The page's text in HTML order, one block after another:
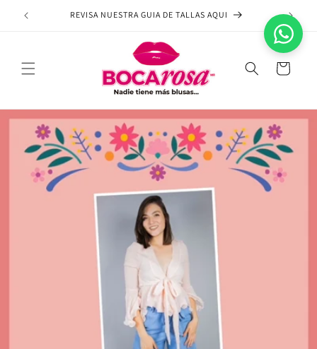
directamenteREVISA NUESTRA GUIA DE TALLAS AQUI
Carrito